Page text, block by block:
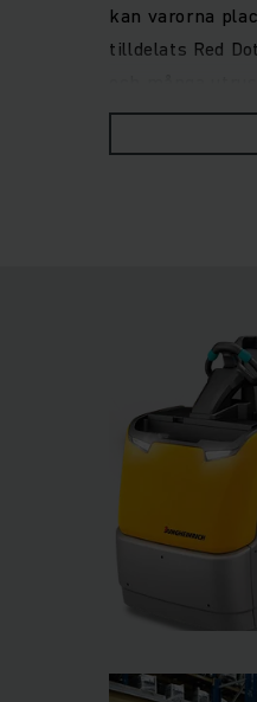
kan varorna
tilldelats Red
styrkor hos